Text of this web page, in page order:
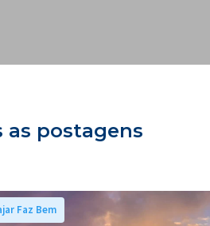
as postagens
Faz Bem